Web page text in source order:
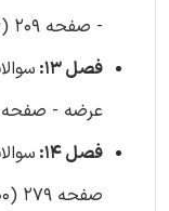
- صفحه 209 (96 سوال)
فصل 13:
عرضه - صفحه 242 (102 سوال)
فصل 14:
صفحه 279 (100 سوال)